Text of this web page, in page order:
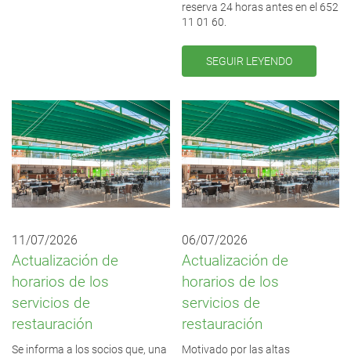
reserva 24 horas antes en el 652
11 01 60.
SEGUIR LEYENDO
11/07/2026
Actualización de
horarios de los
servicios de
restauración
Se informa a los socios que, una
06/07/2026
Actualización de
horarios de los
servicios de
restauración
Motivado por las altas